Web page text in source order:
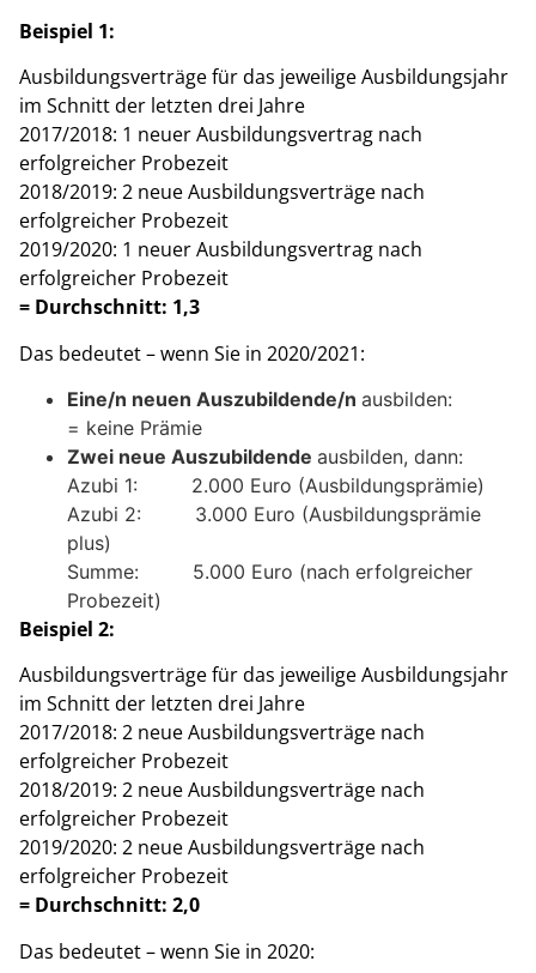
Beispiel 1:
Ausbildungsverträge für das jeweilige Ausbildungsjahr
im Schnitt der letzten drei Jahre
2017/2018: 1 neuer Ausbildungsvertrag nach
erfolgreicher Probezeit
2018/2019: 2 neue Ausbildungsverträge nach
erfolgreicher Probezeit
2019/2020: 1 neuer Ausbildungsvertrag nach
erfolgreicher Probezeit
= Durchschnitt: 1,3
Das bedeutet – wenn Sie in 2020/2021:
Eine/n neuen Auszubildende/n ausbilden:
= keine Prämie
Zwei neue Auszubildende ausbilden, dann:
Azubi 1: 2.000 Euro (Ausbildungsprämie)
Azubi 2: 3.000 Euro (Ausbildungsprämie
plus)
Summe: 5.000 Euro (nach erfolgreicher
Probezeit)
Beispiel 2:
Ausbildungsverträge für das jeweilige Ausbildungsjahr
im Schnitt der letzten drei Jahre
2017/2018: 2 neue Ausbildungsverträge nach
erfolgreicher Probezeit
2018/2019: 2 neue Ausbildungsverträge nach
erfolgreicher Probezeit
2019/2020: 2 neue Ausbildungsverträge nach
erfolgreicher Probezeit
= Durchschnitt: 2,0
Das bedeutet – wenn Sie in 2020: